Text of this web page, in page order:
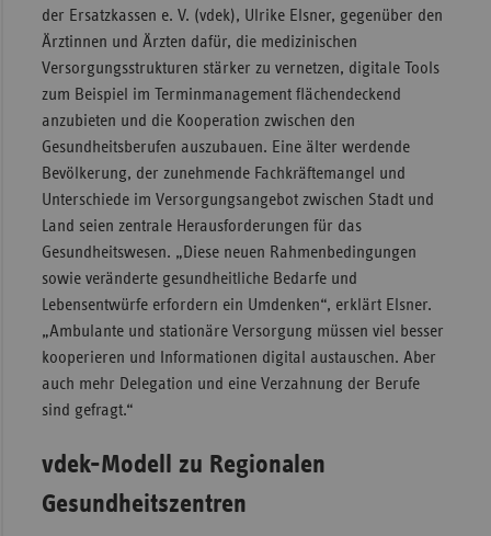
der Ersatzkassen e. V. (vdek), Ulrike Elsner, gegenüber den
Ärztinnen und Ärzten dafür, die medizinischen
Versorgungsstrukturen stärker zu vernetzen, digitale Tools
zum Beispiel im Terminmanagement flächendeckend
anzubieten und die Kooperation zwischen den
Gesundheitsberufen auszubauen. Eine älter werdende
Bevölkerung, der zunehmende Fachkräftemangel und
Unterschiede im Versorgungsangebot zwischen Stadt und
Land seien zentrale Herausforderungen für das
Gesundheitswesen. „Diese neuen Rahmenbedingungen
sowie veränderte gesundheitliche Bedarfe und
Lebensentwürfe erfordern ein Umdenken“, erklärt Elsner.
„Ambulante und stationäre Versorgung müssen viel besser
kooperieren und Informationen digital austauschen. Aber
auch mehr Delegation und eine Verzahnung der Berufe
sind gefragt.“
vdek-Modell zu Regionalen
Gesundheitszentren